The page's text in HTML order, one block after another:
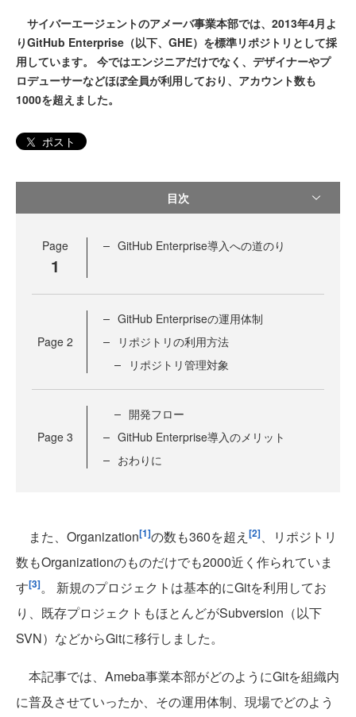
サイバーエージェントのアメーバ事業本部では、2013年4月よ
りGitHub Enterprise（以下、GHE）を標準リポジトリとして採
用しています。 今ではエンジニアだけでなく、デザイナーやプ
ロデューサーなどほぼ全員が利用しており、アカウント数も
1000を超えました。
ポスト
目次
Page
1
GitHub Enterprise導入への道のり
Page 2
GitHub Enterpriseの運用体制
リポジトリの利用方法
リポジトリ管理対象
Page 3
開発フロー
GitHub Enterprise導入のメリット
おわりに
また、Organization[1]の数も360を超え [2]、リポジトリ
数もOrganizationのものだけでも2000近く作られていま
す[3]。 新規のプロジェクトは基本的にGitを利用してお
り、既存プロジェクトもほとんどがSubversion（以下
SVN）などからGitに移行しました。
本記事では、Ameba事業本部がどのようにGitを組織内
に普及させていったか、その運用体制、現場でどのよう